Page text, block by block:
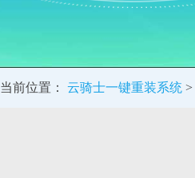
当前位置： 云骑士一键重装系统 >